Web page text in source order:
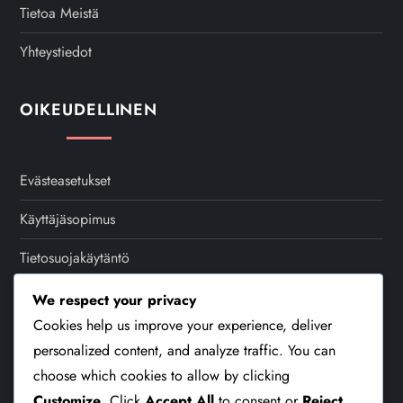
n
t
i
o
n
Tietoa Meistä
Yhteystiedot
OIKEUDELLINEN
Evästeasetukset
Käyttäjäsopimus
Tietosuojakäytäntö
Tietoa Meistä
Yhteystiedot
We respect your privacy
Cookies help us improve your experience, deliver
personalized content, and analyze traffic. You can
choose which cookies to allow by clicking